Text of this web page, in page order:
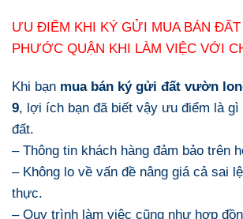
ƯU ĐIỂM KHI KÝ GỬI MUA BÁN
PHƯỚC QUẬN KHI LÀM VIỆC VỚI
Khi bạn mua bán ký gửi đất vườn
9, lợi ích bạn đã biết vậy ưu điểm là
đất.
– Thông tin khách hàng đảm bảo trên
– Không lo về vấn đề nâng giá cả sai
thực.
– Quy trình làm việc cũng như hợp